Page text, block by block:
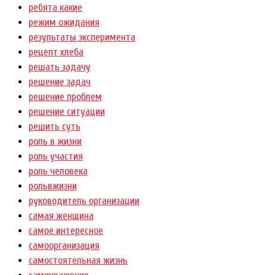
ребята какие
режим ожидания
результаты эксперимента
рецепт хлеба
решать задачу
решение задач
решение проблем
решение ситуации
решить суть
роль в жизни
роль участия
роль человека
рольвжизни
руководитель организации
самая женщина
самое интересное
самоорганизация
самостоятельная жизнь